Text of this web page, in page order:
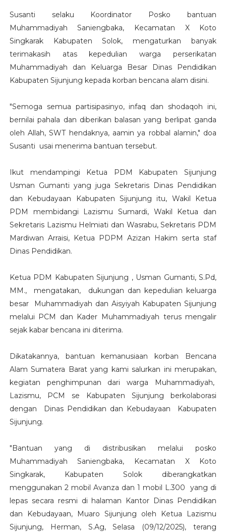
Susanti selaku Koordinator Posko bantuan
Muhammadiyah Saniengbaka, Kecamatan X Koto
Singkarak Kabupaten Solok, mengaturkan banyak
terimakasih atas kepedulian warga perserikatan
Muhammadiyah dan Keluarga Besar Dinas Pendidikan
Kabupaten Sijunjung kepada korban bencana alam disini.
"Semoga semua partisipasinyo, infaq dan shodaqoh ini,
bernilai pahala dan diberikan balasan yang berlipat ganda
oleh Allah, SWT hendaknya, aamin ya robbal alamin," doa
Susanti usai menerima bantuan tersebut.
Ikut mendampingi Ketua PDM Kabupaten Sijunjung
Usman Gumanti yang juga Sekretaris Dinas Pendidikan
dan Kebudayaan Kabupaten Sijunjung itu, Wakil Ketua
PDM membidangi Lazismu Sumardi, Wakil Ketua dan
Sekretaris Lazismu Helmiati dan Wasrabu, Sekretaris PDM
Mardiwan Arraisi, Ketua PDPM Azizan Hakim serta staf
Dinas Pendidikan.
Ketua PDM Kabupaten Sijunjung , Usman Gumanti, S.Pd,
MM., mengatakan, dukungan dan kepedulian keluarga
besar Muhammadiyah dan Aisyiyah Kabupaten Sijunjung
melalui PCM dan Kader Muhammadiyah terus mengalir
sejak kabar bencana ini diterima.
Dikatakannya, bantuan kemanusiaan korban Bencana
Alam Sumatera Barat yang kami salurkan ini merupakan,
kegiatan penghimpunan dari warga Muhammadiyah,
Lazismu, PCM se Kabupaten Sijunjung berkolaborasi
dengan Dinas Pendidikan dan Kebudayaan Kabupaten
Sijunjung.
"Bantuan yang di distribusikan melalui posko
Muhammadiyah Saniengbaka, Kecamatan X Koto
Singkarak, Kabupaten Solok diberangkatkan
menggunakan 2 mobil Avanza dan 1 mobil L.300 yang di
lepas secara resmi di halaman Kantor Dinas Pendidikan
dan Kebudayaan, Muaro Sijunjung oleh Ketua Lazismu
Sijunjung, Herman, S.Ag, Selasa (09/12/2025), terang